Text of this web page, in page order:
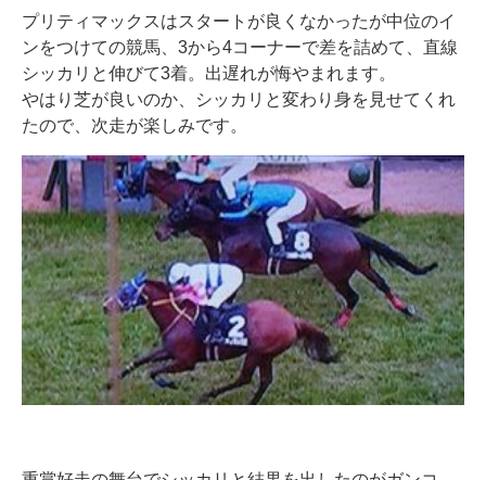
プリティマックスはスタートが良くなかったが中位のイ
ンをつけての競馬、3から4コーナーで差を詰めて、直線
シッカリと伸びて3着。出遅れが悔やまれます。
やはり芝が良いのか、シッカリと変わり身を見せてくれ
たので、次走が楽しみです。